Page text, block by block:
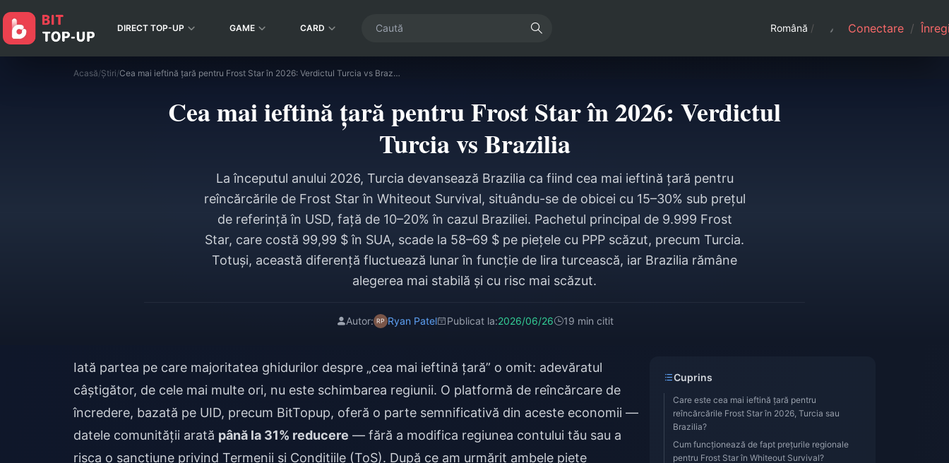
DIRECT TOP-UP GAME CARD Română / Conectare /
Acasă/Știri/ Cea mai ieftină țară pentru Frost Star în 2026: Verdictul Turcia vs Brazilia
Cea mai ieftină țară pentru Frost Star în 2026: Verdictul
Turcia vs Brazilia
La începutul anului 2026, Turcia devansează Brazilia ca fiind cea mai ieftină țară pentru
reîncărcările de Frost Star în Whiteout Survival, situându-se de obicei cu 15–30% sub prețul
de referință în USD, față de 10–20% în cazul Braziliei. Pachetul principal de 9.999 Frost
Star, care costă 99,99 $ în SUA, scade la 58–69 $ pe piețele cu PPP scăzut, precum Turcia.
Totuși, această diferență fluctuează lunar în funcție de lira turcească, iar Brazilia rămâne
alegerea mai stabilă și cu risc mai scăzut.
Autor: Ryan Patel Publicat la:2026/06/26 19 min citit
Iată partea pe care majoritatea ghidurilor despre „cea mai ieftină țară” o omit: adevăratul
câștigător, de cele mai multe ori, nu este schimbarea regiunii. O platformă de reîncărcare de
încredere, bazată pe UID, precum BitTopup, oferă o parte semnificativă din aceste economii —
datele comunității arată până la 31% reducere — fără a modifica regiunea contului tău sau a
risca o sancțiune privind Termenii și Condițiile (ToS). După ce am urmărit ambele piețe
Cuprins
Care este cea mai ieftină țară pentru
reîncărcările Frost Star în 2026, Turcia sau
Brazilia?
Cum funcționează de fapt prețurile regionale
pentru Frost Star în Whiteout Survival?